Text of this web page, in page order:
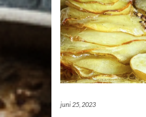
juni 25, 2023